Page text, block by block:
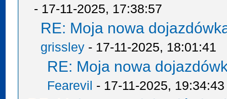
- 17-11-2025, 17:38:57
RE: Moja nowa
grissley - 17-11-2025, 18:01:41
RE: Moja nowa
Fearevil - 17-11-2025, 19:34:43